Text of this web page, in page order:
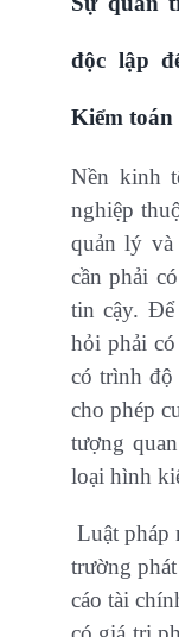
độc lập
Kiểm
Nền kinh
nghiệp
quản lý và
cần phải
tin cậy. Để
hỏi phải
có trình độ
cho phép
tượng
loại hình
Luật pháp
trường
cáo tài